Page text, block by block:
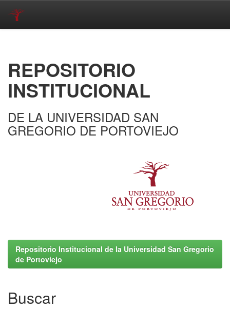
REPOSITORIO
INSTITUCIONAL
DE LA UNIVERSIDAD SAN
GREGORIO DE PORTOVIEJO
Repositorio Institucional de la Universidad San Gregorio
de Portoviejo
Buscar